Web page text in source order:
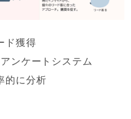
ド獲得
ンケートシステム
的に分析